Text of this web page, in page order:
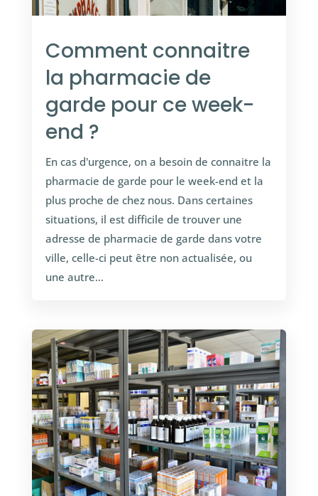
Comment connaitre
la pharmacie de
garde pour ce week-
end ?
En cas d'urgence, on a besoin de connaitre la
pharmacie de garde pour le week-end et la
plus proche de chez nous. Dans certaines
situations, il est difficile de trouver une
adresse de pharmacie de garde dans votre
ville, celle-ci peut être non actualisée, ou
une autre...